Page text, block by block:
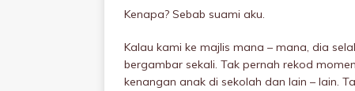
Kenapa? Sebab suami aku.
Kalau kami ke majlis mana – mana, dia
bergambar sekali. Tak pernah rekod
kenangan anak di sekolah dan lain – lain.